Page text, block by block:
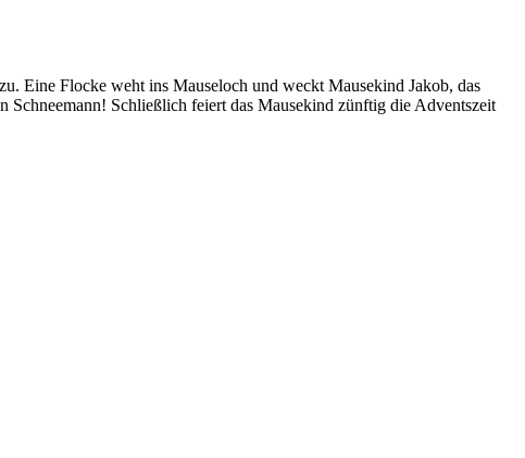
Eine Flocke weht ins Mauseloch und weckt Mausekind Jakob, das
Schneemann! Schließlich feiert das Mausekind zünftig die Adventszeit